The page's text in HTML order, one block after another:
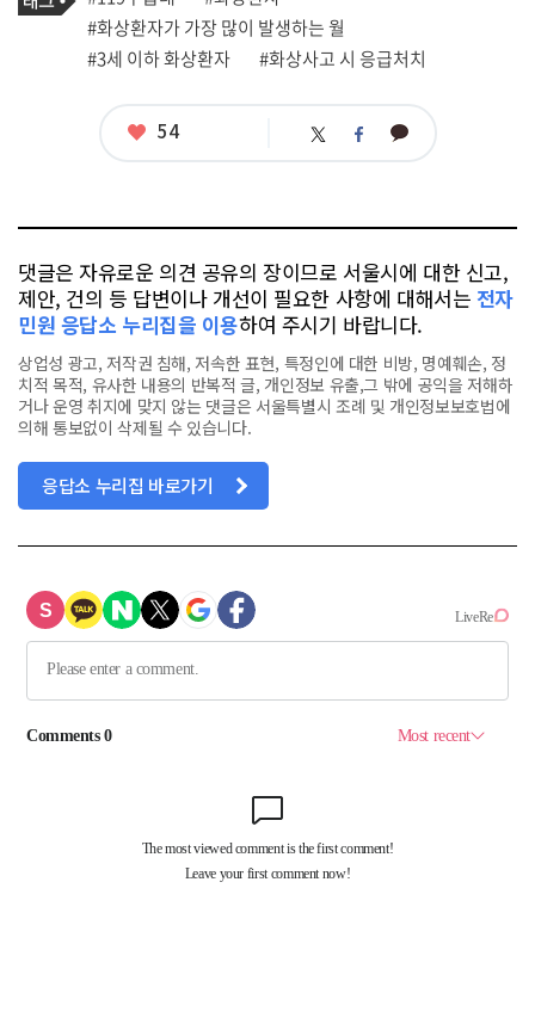
관
련
태
그
#화상환자가 가장 많이 발생하는 월
#3세 이하 화상환자
#화상사고 시 응급처치
좋
54 트 페 카
댓글은 자유로운 의견 공유의 장이므로 서울시에 대한 신고,
제안, 건의 등 답변이나 개선이 필요한 사항에 대해서는 전자
민원 응답소 누리집을 이용하여 주시기 바랍니다.
상업성 광고, 저작권 침해, 저속한 표현, 특정인에 대한 비방, 명예훼손, 정
치적 목적, 유사한 내용의 반복적 글, 개인정보 유출,그 밖에 공익을 저해하
거나 운영 취지에 맞지 않는 댓글은 서울특별시 조례 및 개인정보보호법에
의해 통보없이 삭제될 수 있습니다.
응답소 누리집 바로가기